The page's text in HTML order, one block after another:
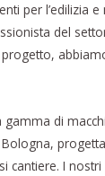
per l’edilizia
del
di
cantiere. I